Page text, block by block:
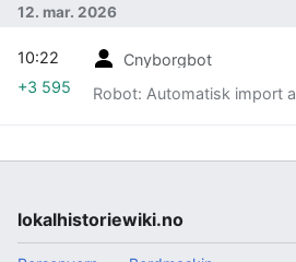
12. mar. 2026
Cnyborgbot
Robot: Automatisk import
10:22
+3 595
lokalhistoriewiki.no